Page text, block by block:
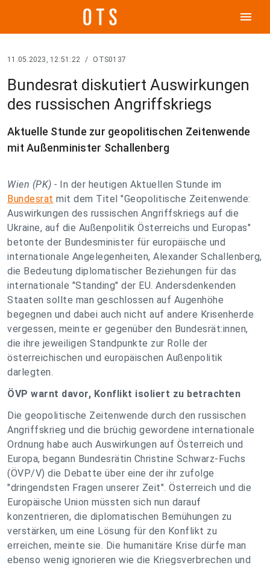
menu
11.05.2023, 12:51:22 / OTS0137
Bundesrat diskutiert Auswirkungen
des russischen Angriffskriegs
Aktuelle Stunde zur geopolitischen Zeitenwende
mit Außenminister Schallenberg
Wien (PK) - In der heutigen Aktuellen Stunde im
Bundesrat mit dem Titel "Geopolitische Zeitenwende:
Auswirkungen des russischen Angriffskriegs auf die
Ukraine, auf die Außenpolitik Österreichs und Europas"
betonte der Bundesminister für europäische und
internationale Angelegenheiten, Alexander Schallenberg,
die Bedeutung diplomatischer Beziehungen für das
internationale "Standing" der EU. Andersdenkenden
Staaten sollte man geschlossen auf Augenhöhe
begegnen und dabei auch nicht auf andere Krisenherde
vergessen, meinte er gegenüber den Bundesrät:innen,
die ihre jeweiligen Standpunkte zur Rolle der
österreichischen und europäischen Außenpolitik
darlegten.
ÖVP warnt davor, Konflikt isoliert zu betrachten
Die geopolitische Zeitenwende durch den russischen
Angriffskrieg und die brüchig gewordene internationale
Ordnung habe auch Auswirkungen auf Österreich und
Europa, begann Bundesrätin Christine Schwarz-Fuchs
(ÖVP/V) die Debatte über eine der ihr zufolge
"dringendsten Fragen unserer Zeit". Österreich und die
Europäische Union müssten sich nun darauf
konzentrieren, die diplomatischen Bemühungen zu
verstärken, um eine Lösung für den Konflikt zu
erreichen, meinte sie. Die humanitäre Krise dürfe man
ebenso wenig ignorieren wie die Kriegsverbrechen und